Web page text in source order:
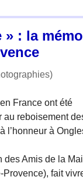
: la
France ont été
au reboisement
l’honneur à
des Amis de la
Provence), fait